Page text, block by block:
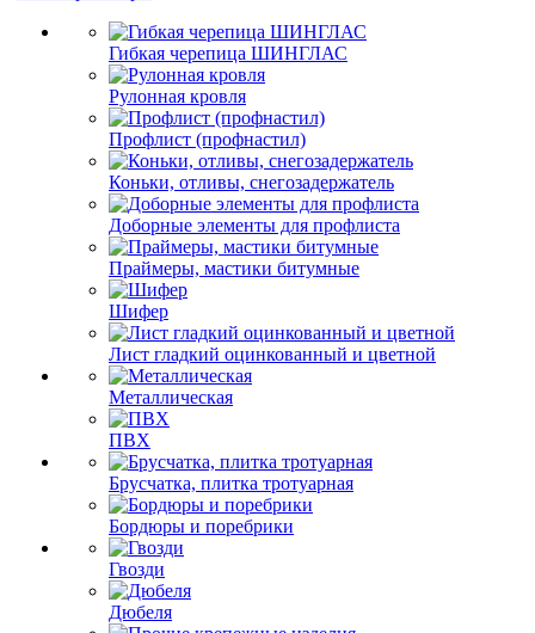
Гибкая черепица ШИНГЛАС
Рулонная кровля
Профлист (профнастил)
Коньки, отливы, снегозадержатель
Доборные элементы для профлиста
Праймеры, мастики битумные
Шифер
Лист гладкий оцинкованный и цветной
Металлическая
ПВХ
Брусчатка, плитка тротуарная
Бордюры и поребрики
Гвозди
Дюбеля